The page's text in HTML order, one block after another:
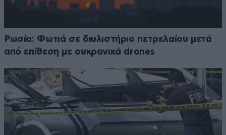
Ρωσία: Φωτιά σε διυλιστήριο πετρελαίου μετά
από επίθεση με ουκρανικά drones